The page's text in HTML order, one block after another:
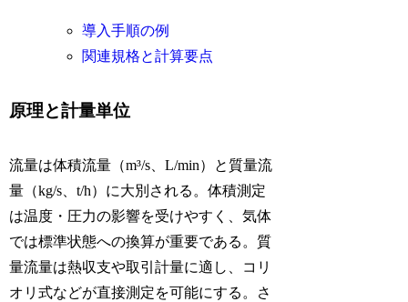
導入手順の例
関連規格と計算要点
原理と計量単位
流量は体積流量（m³/s、L/min）と質量流
量（kg/s、t/h）に大別される。体積測定
は温度・圧力の影響を受けやすく、気体
では標準状態への換算が重要である。質
量流量は熱収支や取引計量に適し、コリ
オリ式などが直接測定を可能にする。さ